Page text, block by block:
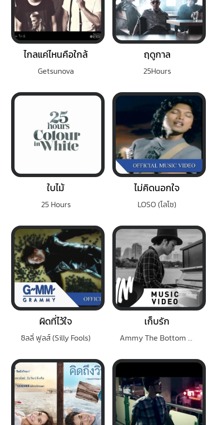
ไกลแค่ไหนคือใกล้
Getsunova
ฤดูกาล
25Hours
ใบไม้
25 Hours
ไม่คิดนอกใจ
LOSO (โลโซ)
ผิดที่ไว้ใจ
ซิลลี่ ฟูลส์ (Silly Fools)
เก็บรัก
Ammy The Bottom Blues